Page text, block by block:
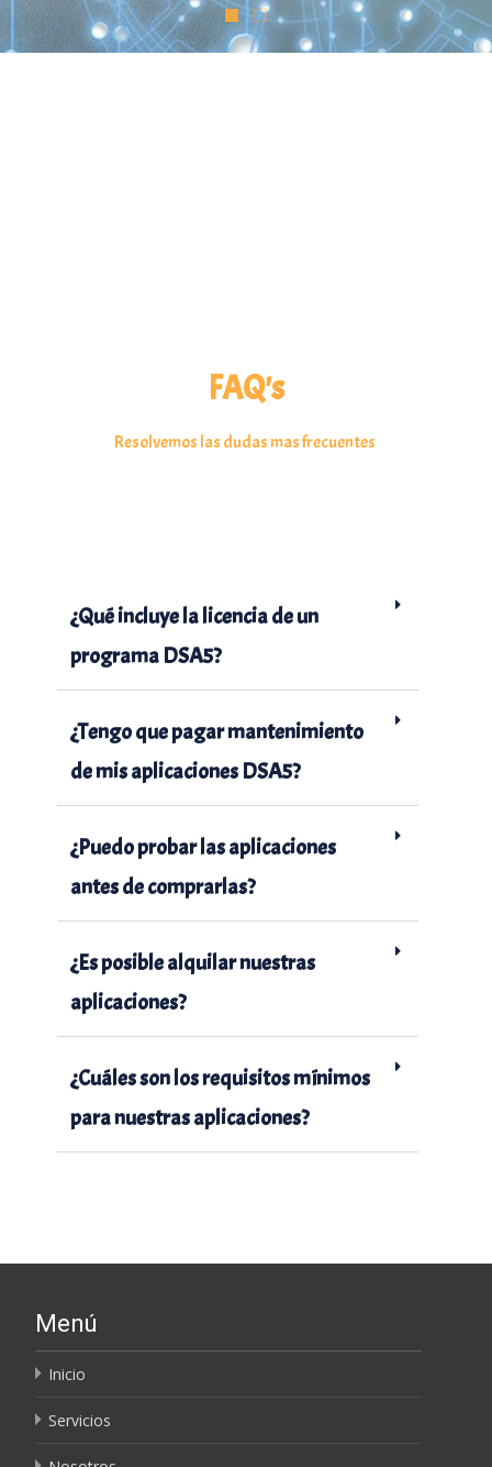
FAQ's
Resolvemos las dudas mas frecuentes
¿Qué incluye la licencia de un
programa DSA5?
¿Tengo que pagar mantenimiento
de mis aplicaciones DSA5?
¿Puedo probar las aplicaciones
antes de comprarlas?
¿Es posible alquilar nuestras
aplicaciones?
¿Cuáles son los requisitos mínimos
para nuestras aplicaciones?
Menú
Inicio
Servicios